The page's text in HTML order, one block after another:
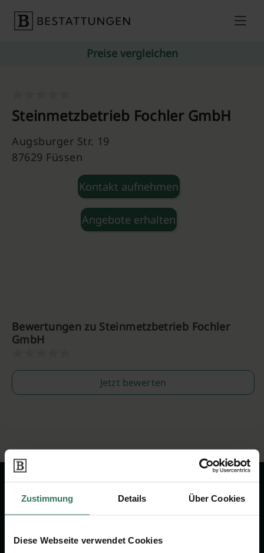
Zustimmung Details Über Cookies
Diese Webseite verwendet Cookies
Preise vergleichen
Steinmetzbetrieb Fochler GmbH
Augsburger Str. 19
87629 Füssen
Kontakt aufnehmen
Angebote erhalten
Bewertungen zu Steinmetzbetrieb Fochler
GmbH
Jetzt bewerten
Wir sind Ihr Ansprechpartner rund
um das Thema Bestattung &